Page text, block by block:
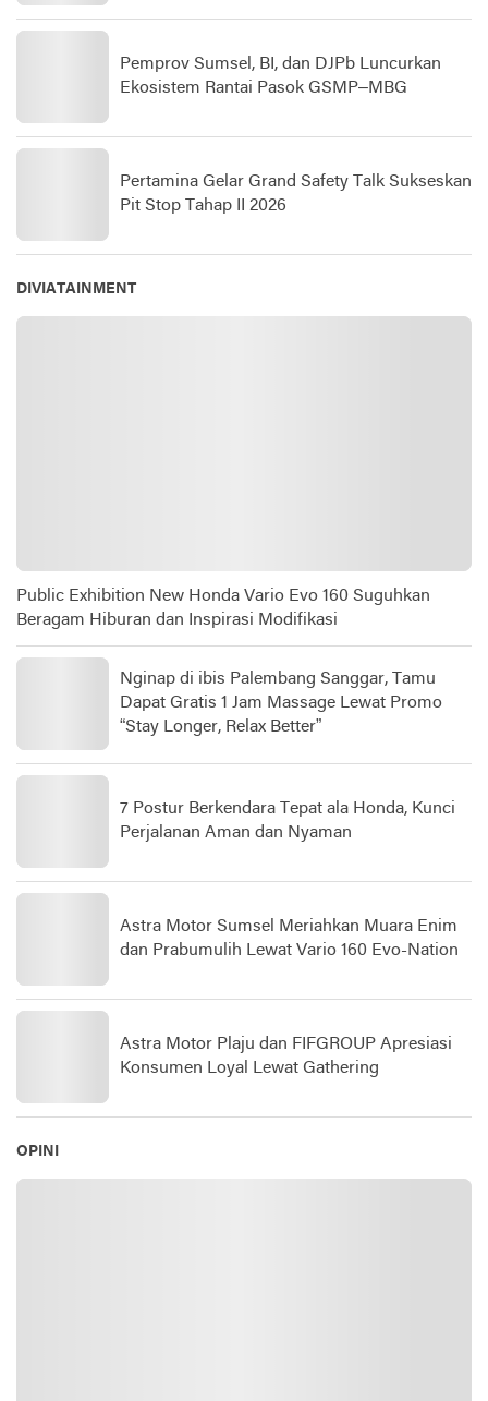
Pemprov Sumsel, BI, dan DJPb Luncurkan
Ekosistem Rantai Pasok GSMP–MBG
Pertamina Gelar Grand Safety Talk Sukseskan
Pit Stop Tahap II 2026
DIVIATAINMENT
Public Exhibition New Honda Vario Evo 160 Suguhkan
Beragam Hiburan dan Inspirasi Modifikasi
Nginap di ibis Palembang Sanggar, Tamu
Dapat Gratis 1 Jam Massage Lewat Promo
“Stay Longer, Relax Better”
7 Postur Berkendara Tepat ala Honda, Kunci
Perjalanan Aman dan Nyaman
Astra Motor Sumsel Meriahkan Muara Enim
dan Prabumulih Lewat Vario 160 Evo-Nation
Astra Motor Plaju dan FIFGROUP Apresiasi
Konsumen Loyal Lewat Gathering
OPINI